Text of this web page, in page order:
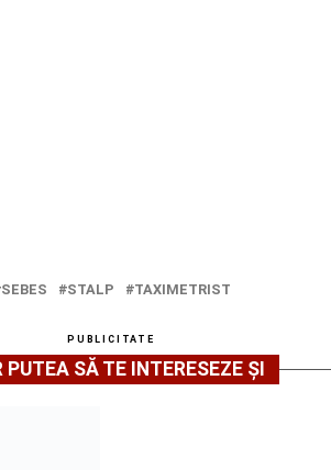
SEBES STALP TAXIMETRIST
PUBLICITATE
PUTEA SĂ TE INTERESEZE ȘI